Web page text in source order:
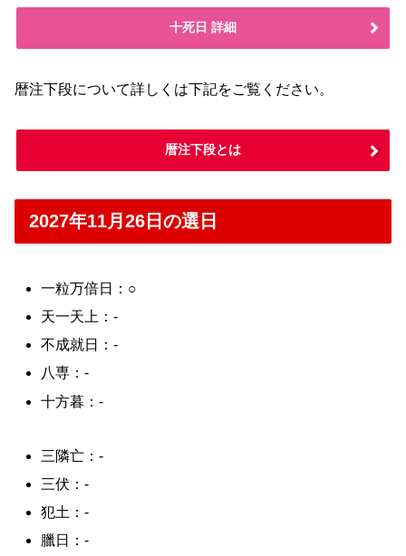
十死日 詳細
暦注下段について詳しくは下記をご覧ください。
暦注下段とは
2027年11月26日の選日
一粒万倍日：○
天一天上：-
不成就日：-
八専：-
十方暮：-
三隣亡：-
三伏：-
犯土：-
臘日：-